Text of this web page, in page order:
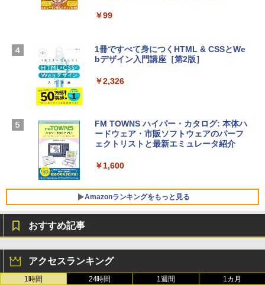
igence、13.6インチLiquid Retinaディ
ラ、Touch ID - ミッドナイト + 3年延長
AppleCare+ for 13インチMacBook Air
(M5)|ダウンロード版
￥347,600
【Amazon.co.jp限定】 HP ノートパソコ
ン 15-fd 15.6インチ 16GBメモリ 512GB
SSD インテル Core 5
￥129,800
FMV ノートパソコン WE1-K3 (MS 365 P
ersonal/Copilotキー搭載/Win 11/15.6型/
Core i5/16GB/SSD 512GB/ホワイト) FM
￥123,400
￥3,200
Robloxギフトカード - 1000 Robux 【限
定バーチャルアイテムを含む】 【オンラ
ラインコード版
Windows版 | Minecraft (マインクラフ
ト): Java & Bedrock Edition | オンライ
￥99
1冊ですべて身につくHTML & CSSとWe
bデザイン入門講座［第2版］
￥2,326
FM TOWNS ハイパー・カタログ: 本体ハ
ードウェア・市販ソフトウェアのパーフ
ェクトリストと最新エミュレータ紹介
￥1,600
Amazonランキングをもっと見る
ンチディスプレイ、色調調節ライト、12
週間持続バッテリー、広告なし、ブラッ
ク
おすすめ記事
アクセスランキング
1時間 24時間 1週間 1カ月